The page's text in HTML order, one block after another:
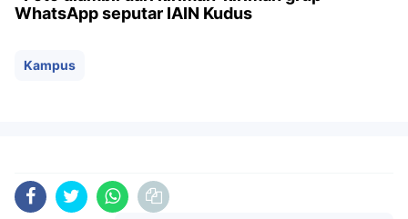
WhatsApp seputar IAIN Kudus
Kampus